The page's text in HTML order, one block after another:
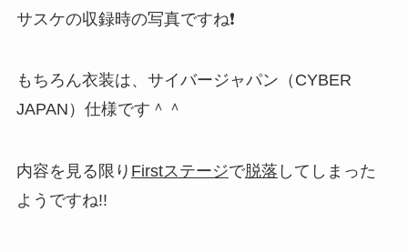
サスケの収録時の写真ですね❗
もちろん衣装は、サイバージャパン（CYBER
JAPAN）仕様です＾＾
内容を見る限り Firstステージで脱落 してしまった
ようですね!!